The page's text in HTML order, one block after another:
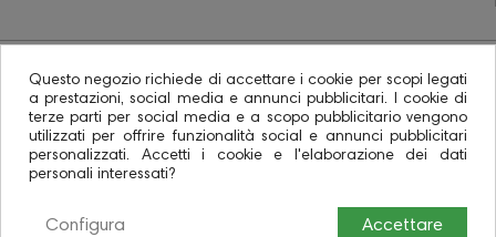
© 2026 - Ecommerce software CO.RA. SpA
Questo negozio richiede di accettare i cookie per scopi legati
a prestazioni, social media e annunci pubblicitari. I cookie di
terze parti per social media e a scopo pubblicitario vengono
utilizzati per offrire funzionalità social e annunci pubblicitari
personalizzati. Accetti i cookie e l'elaborazione dei dati
personali interessati?
Accettare
Configura